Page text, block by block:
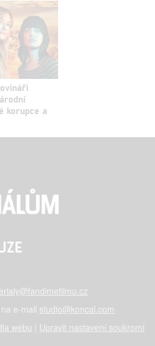
korupce a
e-mail studio@koncal.com
webu Upravit nastavení soukromí